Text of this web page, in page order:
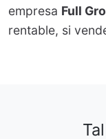
empresa Full
rentable, si